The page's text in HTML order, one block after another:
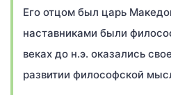
Его отцом был царь
наставниками были
веках до н.э. оказались
развитии философской